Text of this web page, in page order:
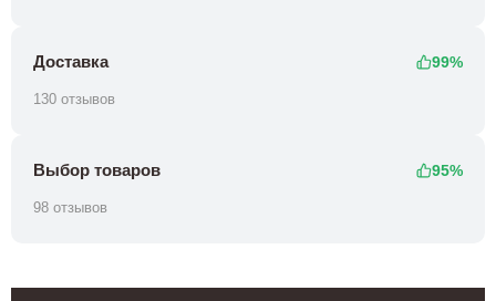
Доставка 99%
130 отзывов
Выбор товаров 95%
98 отзывов